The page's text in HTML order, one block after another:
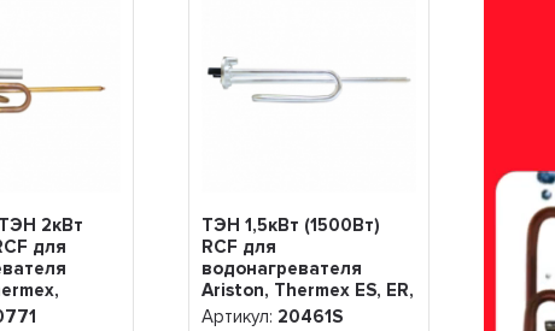
2кВт
для
анод,
ТЭН 1,5кВт (1500Вт)
RCF для
водонагревателя
Ariston, Thermex ES, ER,
под анод М6, Silver,
Артикул: 20461S